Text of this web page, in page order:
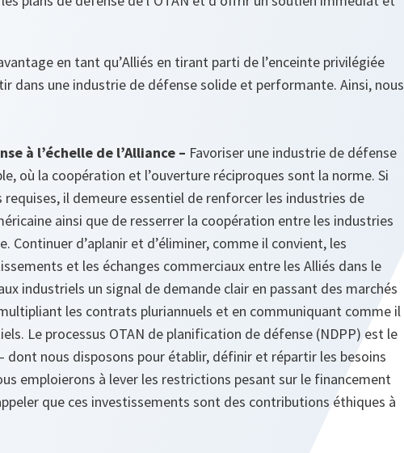
en tant qu’Alliés en tirant parti de l’enceinte privilégiée
dans une industrie de défense solide et performante. Ainsi, nous
à l’échelle de l’Alliance – Favoriser une industrie de défense
où la coopération et l’ouverture réciproques sont la norme. Si
requises, il demeure essentiel de renforcer les industries de
ainsi que de resserrer la coopération entre les industries
Continuer d’aplanir et d’éliminer, comme il convient, les
et les échanges commerciaux entre les Alliés dans le
industriels un signal de demande clair en passant des marchés
les contrats pluriannuels et en communiquant comme il
Le processus OTAN de planification de défense (NDPP) est le
dont nous disposons pour établir, définir et répartir les besoins
emploierons à lever les restrictions pesant sur le financement
que ces investissements sont des contributions éthiques à